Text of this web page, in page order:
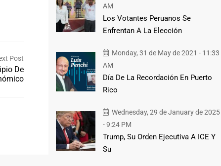
Post
De
AM
Los Votantes Peruanos Se
Enfrentan A La Elección
Monday, 31 de May de 2021 - 11:33
AM
Día De La Recordación En Puerto
Rico
Wednesday, 29 de January de 2025
- 9:24 PM
Trump, Su Orden Ejecutiva A ICE Y
Su